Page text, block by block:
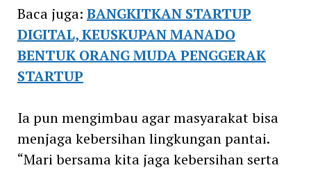
Baca juga: BANGKITKAN STARTUP
DIGITAL, KEUSKUPAN MANADO
BENTUK ORANG MUDA PENGGERAK
STARTUP
Ia pun mengimbau agar masyarakat bisa
menjaga kebersihan lingkungan pantai.
“Mari bersama kita jaga kebersihan serta